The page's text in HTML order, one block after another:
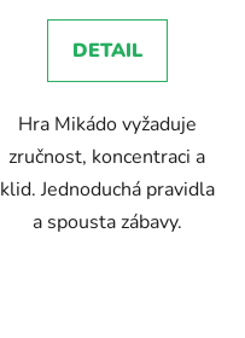
5,0
z
hvězdiček.
DETAIL
Hra Mikádo vyžaduje
zručnost, koncentraci a
klid. Jednoduchá pravidla
a spousta zábavy.